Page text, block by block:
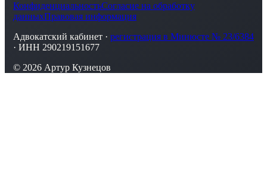
КонфиденциальностьСогласие на обработку
данныхПравовая информация
Адвокатский кабинет · регистрация в Минюсте № 23/6384
· ИНН 290219151677
© 2026 Артур Кузнецов